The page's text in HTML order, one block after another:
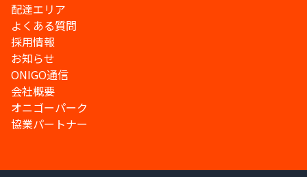
配達エリア
よくある質問
採用情報
お知らせ
ONIGO通信
会社概要
オニゴーパーク
協業パートナー